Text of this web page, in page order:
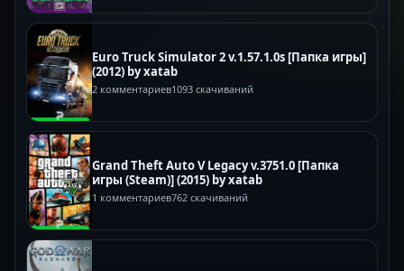
Euro Truck Simulator 2 v.1.57.1.0s [Папка игры]
(2012) by xatab
2 комментариев1093 скачиваний
Grand Theft Auto V Legacy v.3751.0 [Папка
игры (Steam)] (2015) by xatab
1 комментариев762 скачиваний